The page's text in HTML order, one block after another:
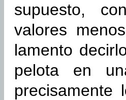
supuesto,
valores
lamento
pelota en